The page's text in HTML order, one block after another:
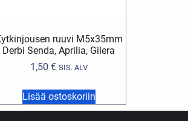
ruuvi M5x35mm
Derbi Senda, Aprilia, Gilera
1,50 € SIS. ALV
Lisää ostoskoriin